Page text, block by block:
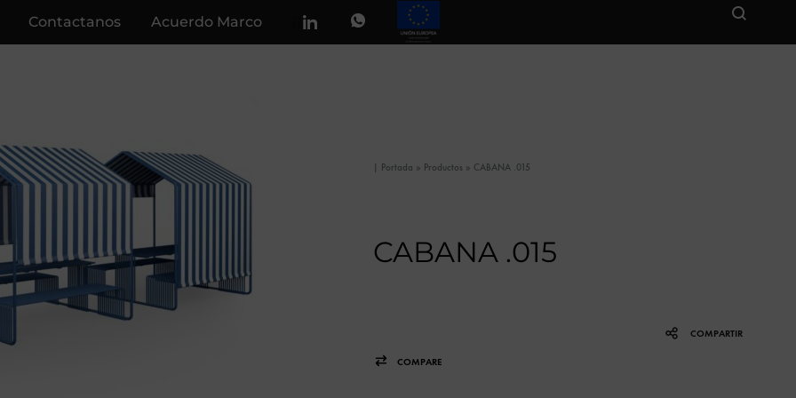
Contactanos Acuerdo Marco
| Portada » Productos » CABANA .015
CABANA .015
COMPARTIR
COMPARE